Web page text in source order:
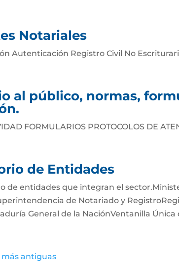
Notariales
Autenticación Registro Civil No
al público, normas,
FORMULARIOS PROTOCOLOS DE
de Entidades
de entidades que integran el
de Notariado y
General de la NaciónVentanilla Única
más antiguas